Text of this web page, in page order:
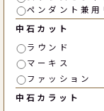
ペンダント兼用
中石カット
ラウンド
マーキス
ファッション
中石カラット